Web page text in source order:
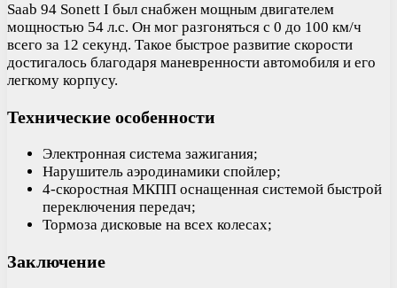
Saab 94 Sonett I был снабжен мощным двигателем
мощностью 54 л.с. Он мог разгоняться с 0 до 100 км/ч
всего за 12 секунд. Такое быстрое развитие скорости
достигалось благодаря маневренности автомобиля и его
легкому корпусу.
Технические особенности
Электронная система зажигания;
Нарушитель аэродинамики спойлер;
4-скоростная МКПП оснащенная системой быстрой
переключения передач;
Тормоза дисковые на всех колесах;
Заключение